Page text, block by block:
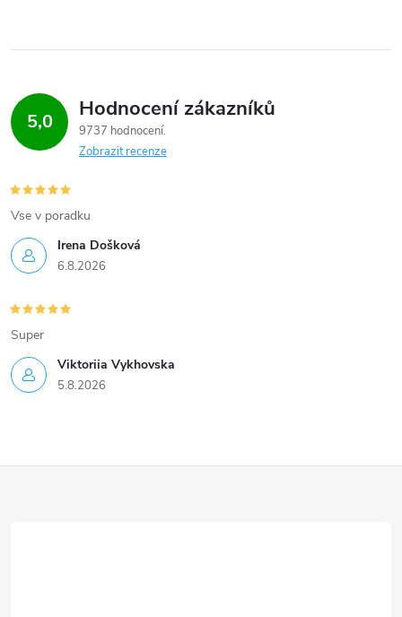
r
v
k
v
ý
p
i
s
u
5,0 Hodnocení zákazníků
9737 hodnocení
Zobrazit recenze
Irena Došková
6.8.2026
Vse v poradku
Viktoriia Vykhovska
5.8.2026
Super